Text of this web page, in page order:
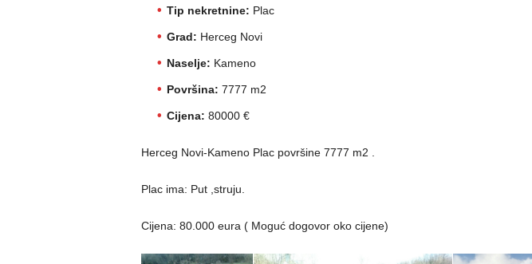
Tip nekretnine: Plac
Grad: Herceg Novi
Naselje: Kameno
Površina: 7777 m2
Cijena: 80000 €
Herceg Novi-Kameno Plac površine 7777 m2 .
Plac ima: Put ,struju.
Cijena: 80.000 eura ( Moguć dogovor oko cijene)